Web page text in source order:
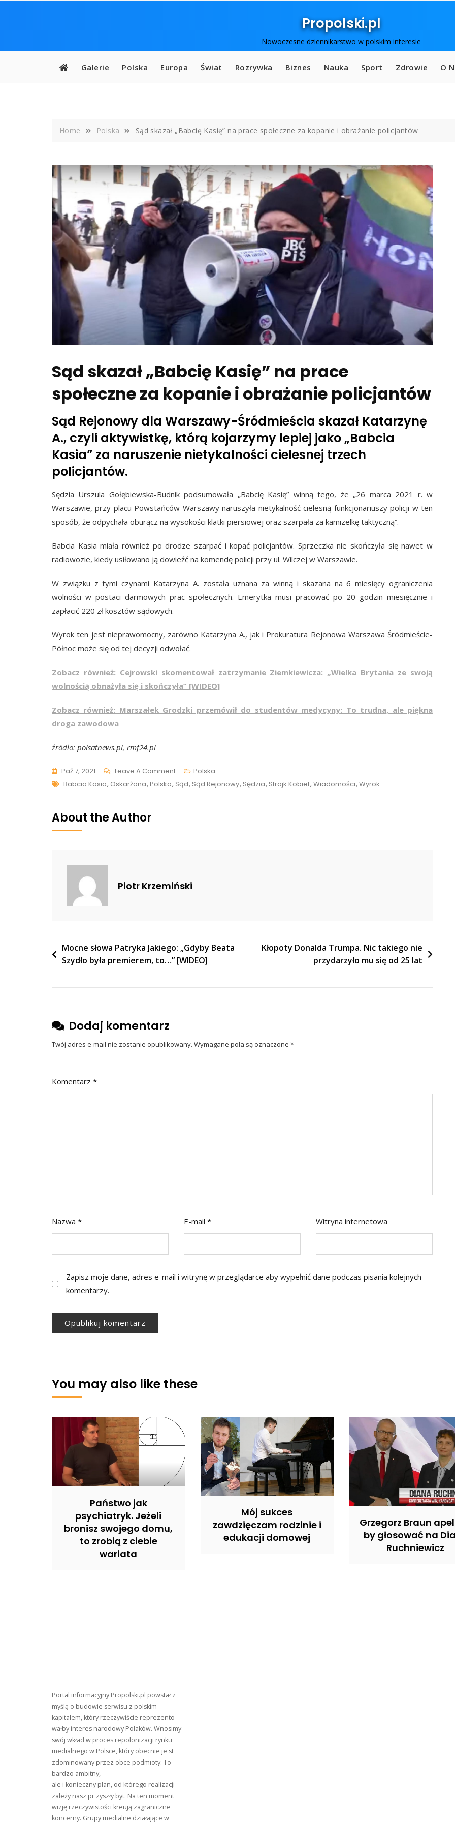
Propolski.pl
Nowoczesne dziennikarstwo w polskim interesie
Galerie Polska Europa Świat Rozrywka Biznes Nauka Sport Zdrowie O
Home Polska Sąd skazał „Babcię Kasię” na prace społeczne za kopanie i obrażanie policjantów
Sąd skazał „Babcię Kasię” na prace
społeczne za kopanie i obrażanie policjantów
Sąd Rejonowy dla Warszawy-Śródmieścia skazał Katarzynę
A., czyli aktywistkę, którą kojarzymy lepiej jako „Babcia
Kasia” za naruszenie nietykalności cielesnej trzech
policjantów.
Sędzia Urszula Gołębiewska-Budnik podsumowała „Babcię Kasię” winną tego, że „26 marca 2021 r. w
Warszawie, przy placu Powstańców Warszawy naruszyła nietykalność cielesną funkcjonariuszy policji w ten
sposób, że odpychała oburącz na wysokości klatki piersiowej oraz szarpała za kamizelkę taktyczną”.
Babcia Kasia miała również po drodze szarpać i kopać policjantów. Sprzeczka nie skończyła się nawet w
radiowozie, kiedy usiłowano ją dowieźć na komendę policji przy ul. Wilczej w Warszawie.
W związku z tymi czynami Katarzyna A. została uznana za winną i skazana na 6 miesięcy ograniczenia
wolności w postaci darmowych prac społecznych. Emerytka musi pracować po 20 godzin miesięcznie i
zapłacić 220 zł kosztów sądowych.
Wyrok ten jest nieprawomocny, zarówno Katarzyna A., jak i Prokuratura Rejonowa Warszawa Śródmieście-
Północ może się od tej decyzji odwołać.
Zobacz również: Cejrowski skomentował zatrzymanie Ziemkiewicza: „Wielka Brytania ze swoją
wolnością obnażyła się i skończyła” [WIDEO]
Zobacz również: Marszałek Grodzki przemówił do studentów medycyny: To trudna, ale piękna
droga zawodowa
źródło: polsatnews.pl, rmf24.pl
Paź 7, 2021 Leave A CommentOn
Sąd
Kopanie
Polska
Tags
Babcia Kasia, Oskarżona, Polska, Sąd, Sąd Rejonowy, Sędzia, Strajk Kobiet, Wiadomości, Wyrok
About the Author
Piotr Krzemiński
Nawigacja
wpisu
Mocne słowa Patryka Jakiego: „Gdyby Beata
Szydło była premierem, to…” [WIDEO]
Kłopoty Donalda Trumpa. Nic takiego nie
przydarzyło mu się od 25 lat
Dodaj komentarz
Twój adres e-mail nie zostanie opublikowany. Wymagane pola są oznaczone *
Komentarz *
Nazwa * E-mail * Witryna internetowa
Zapisz moje dane, adres e-mail i witrynę w przeglądarce aby wypełnić dane podczas pisania kolejnych
komentarzy.
You may also like these
Państwo jak
psychiatryk. Jeżeli
bronisz swojego domu,
to zrobią z ciebie
wariata
Mój sukces
zawdzięczam rodzinie i
edukacji domowej
Grzegorz Braun
by głosować na
Ruchniewicz
Portal informacyjny Propolski.pl powstał z
myślą o budowie serwisu z polskim
kapitałem, który rzeczywiście reprezento
wałby interes narodowy Polaków. Wnosimy
swój wkład w proces repolonizacji rynku
medialnego w Polsce, który obecnie je st
zdominowany przez obce podmioty. To
bardzo ambitny,
ale i konieczny plan, od którego realizacji
zależy nasz pr zyszły byt. Na ten moment
wizję rzeczywistości kreują zagraniczne
koncerny. Grupy medialne działające w